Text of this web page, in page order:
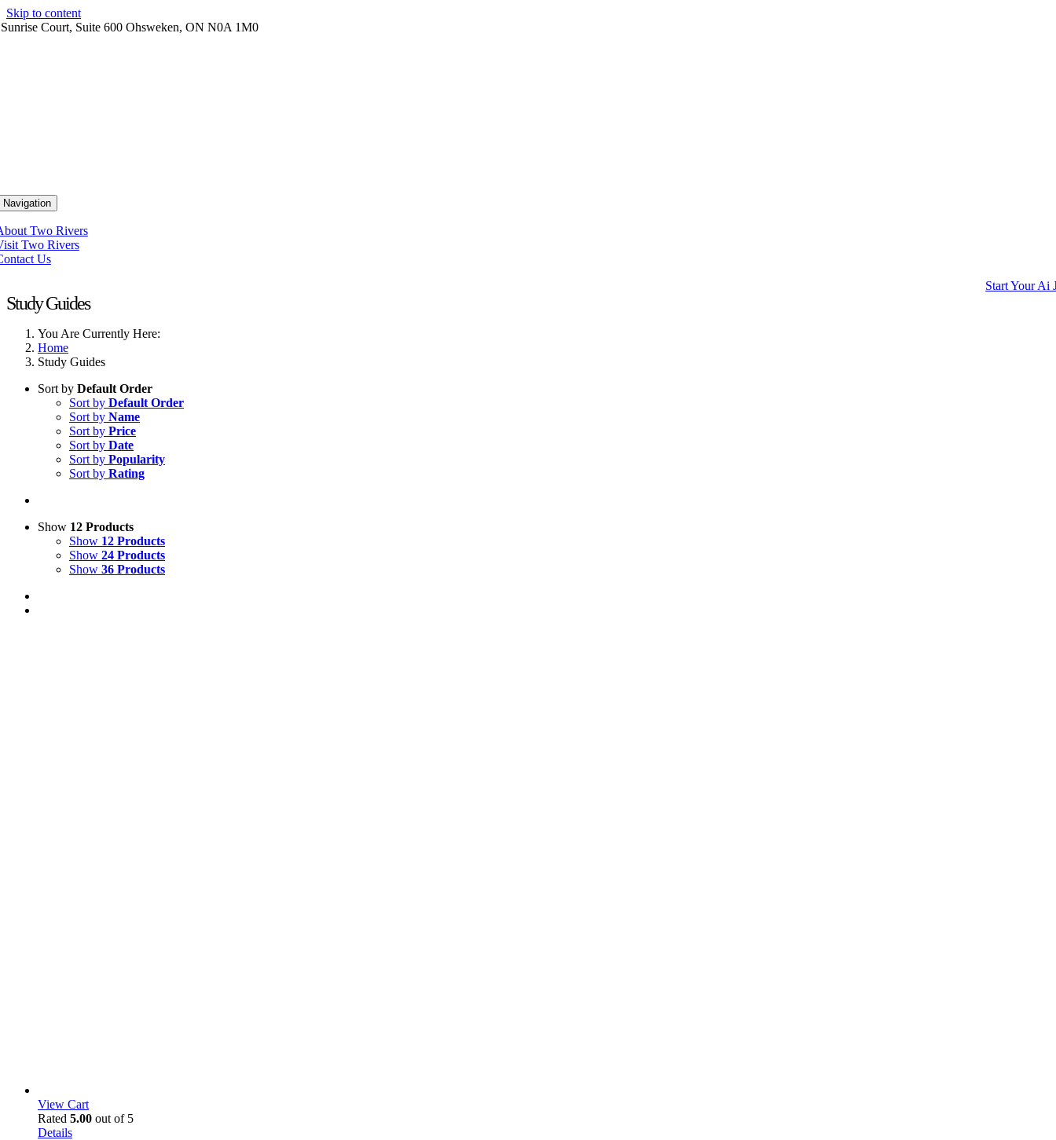
Skip to content
Court, Suite 600 Ohsweken, ON N0A 1M0
Navigation
Two Rivers
Two Rivers
Us
Start Your Ai
Study Guides
You Are Currently Here:
Home
Study Guides
Sort by Default Order
Sort by Default Order
Sort by Name
Sort by Price
Sort by Date
Sort by Popularity
Sort by Rating
Show 12 Products
Show 12 Products
Show 24 Products
Show 36 Products
View Cart
Rated 5.00 out of 5
Details